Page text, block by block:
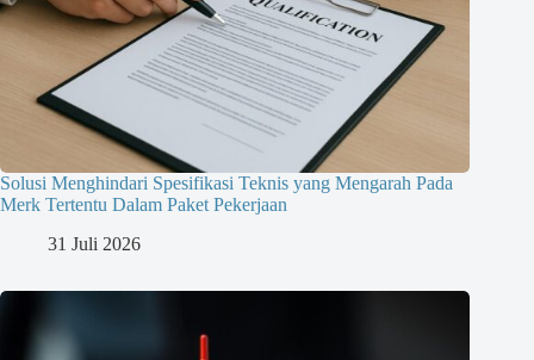
Solusi Menghindari Spesifikasi Teknis yang Mengarah Pada
Merk Tertentu Dalam Paket Pekerjaan
31 Juli 2026